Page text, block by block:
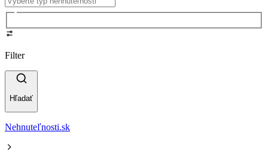
Filter
Hľadať
Nehnuteľnosti.sk